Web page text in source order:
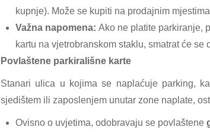
kupnje). Može se kupiti na prodajnim
Važna napomena: Ako ne platite parkiranje,
kartu na vjetrobranskom staklu, smatrat će
Povlaštene parkirališne karte
Stanari ulica u kojima se naplaćuje parking,
sjedištem ili zaposlenjem unutar zone naplate,
Ovisno o uvjetima, odobravaju se povlaštene